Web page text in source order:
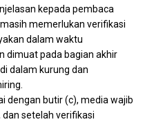
kepada pembaca
memerlukan verifikasi
dalam waktu
dimuat pada bagian akhir
dalam kurung dan
dengan butir (c), media wajib
setelah verifikasi